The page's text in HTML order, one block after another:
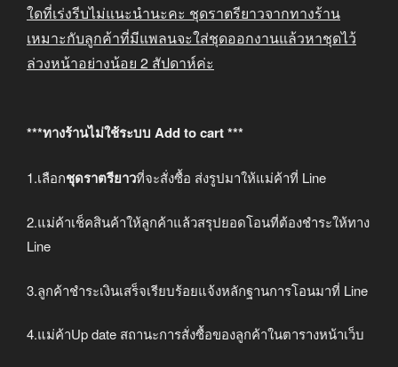
ใดที่เร่งรีบไม่แนะนำนะคะ ชุดราตรียาวจากทางร้าน
เหมาะกับลูกค้าที่มีแพลนจะใส่ชุดออกงานแล้วหาชุดไว้
ล่วงหน้าอย่างน้อย 2 สัปดาห์ค่ะ
***ทางร้านไม่ใช้ระบบ Add to cart ***
1.เลือกชุดราตรียาวที่จะสั่งซื้อ ส่งรูปมาให้แม่ค้าที่ Line
2.แม่ค้าเช็คสินค้าให้ลูกค้าแล้วสรุปยอดโอนที่ต้องชำระให้ทาง
Line
3.ลูกค้าชำระเงินเสร็จเรียบร้อยแจ้งหลักฐานการโอนมาที่ Line
4.แม่ค้าUp date สถานะการสั่งซื้อของลูกค้าในตารางหน้าเว็บ